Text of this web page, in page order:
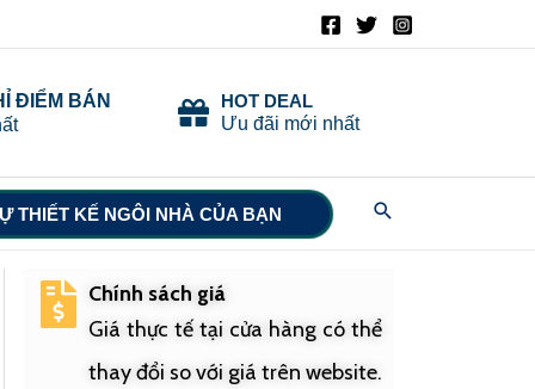
ĐIỂM BÁN
HOT DEAL
Ưu đãi mới nhất
THIẾT KẾ NGÔI NHÀ CỦA BẠN Search
Chính sách giá
Giá thực tế tại cửa hàng có thể
thay đổi so với giá trên website.